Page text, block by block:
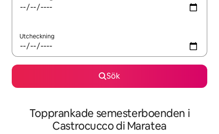
Utcheckning
Sök
Topprankade semesterboenden i
Castrocucco di Maratea